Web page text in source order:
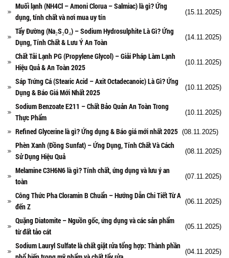
Muối lạnh (NH4Cl – Amoni Clorua – Salmiac) là gì? Ứng
dụng, tính chất và nơi mua uy tín
(15.11.2025)
Tẩy Đường (Na₂S₂O₄) – Sodium Hydrosulphite Là Gì? Ứng
Dụng, Tính Chất & Lưu Ý An Toàn
(14.11.2025)
Chất Tải Lạnh PG (Propylene Glycol) – Giải Pháp Làm Lạnh
Hiệu Quả & An Toàn 2025
(10.11.2025)
Sáp Trứng Cá (Stearic Acid – Axit Octadecanoic) Là Gì? Ứng
Dụng & Báo Giá Mới Nhất 2025
(10.11.2025)
Sodium Benzoate E211 – Chất Bảo Quản An Toàn Trong
Thực Phẩm
(10.11.2025)
Refined Glycerine là gì? Ứng dụng & Báo giá mới nhất 2025 (08.11.2025)
Phèn Xanh (Đồng Sunfat) – Ứng Dụng, Tính Chất Và Cách
Sử Dụng Hiệu Quả
(08.11.2025)
Melamine C3H6N6 là gì? Tính chất, ứng dụng và lưu ý an
toàn
(07.11.2025)
Công Thức Pha Cloramin B Chuẩn – Hướng Dẫn Chi Tiết Từ A
đến Z
(06.11.2025)
Quặng Diatomite – Nguồn gốc, ứng dụng và các sản phẩm
từ đất tảo cát
(05.11.2025)
Sodium Lauryl Sulfate là chất giặt rửa tổng hợp: Thành phần
(04.11.2025)